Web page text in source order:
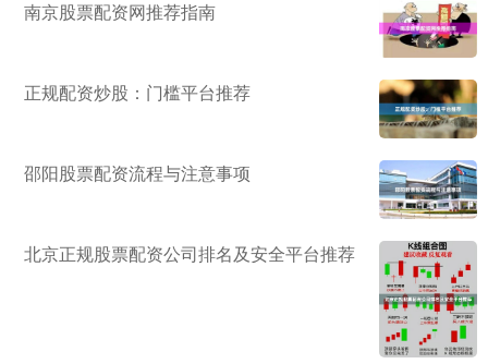
南京股票配资网推荐指南
正规配资炒股：门槛平台推荐
邵阳股票配资流程与注意事项
北京正规股票配资公司排名及安全平台推荐